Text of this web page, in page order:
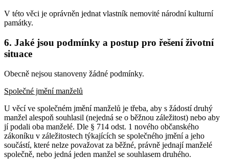
V této věci je oprávněn jednat vlastník nemovité národní kulturní
památky.
6. Jaké jsou podmínky a postup pro řešení životní
situace
Obecně nejsou stanoveny žádné podmínky.
Společné jmění manželů
U věcí ve společném jmění manželů je třeba, aby s žádostí druhý
manžel alespoň souhlasil (nejedná se o běžnou záležitost) nebo aby
jí podali oba manželé. Dle § 714 odst. 1 nového občanského
zákoníku v záležitostech týkajících se společného jmění a jeho
součástí, které nelze považovat za běžné, právně jednají manželé
společně, nebo jedná jeden manžel se souhlasem druhého.